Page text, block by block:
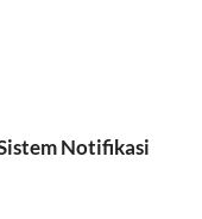
Notifikasi